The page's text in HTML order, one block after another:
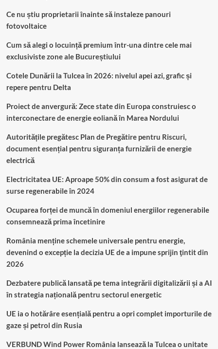
Ce nu știu proprietarii înainte să instaleze panouri
fotovoltaice
Cum să alegi o locuință premium într-una dintre cele mai
exclusiviste zone ale Bucureștiului
Cotele Dunării la Tulcea în 2026: nivelul apei azi, grafic și
repere pentru Delta
Proiect de anvergură: Zece state din Europa construiesc o
interconectare de energie eoliană în Marea Nordului
Autoritățile pregătesc Plan de Pregătire pentru Riscuri,
document esențial pentru siguranța furnizării de energie
electrică
Electricitatea UE: Aproape 50% din consum a fost asigurat de
surse regenerabile în 2024
Ocuparea forței de muncă în domeniul energiilor regenerabile
consemnează prima încetinire
România menține schemele universale pentru energie,
devenind o excepție la decizia UE de a impune sprijin ţintit din
2026
Dezbatere publică lansată pe tema integrării digitalizării și a AI
în strategia națională pentru sectorul energetic
UE ia o hotărâre esențială pentru a opri complet importurile de
gaze și petrol din Rusia
VERBUND Wind Power România lansează la Tulcea o unitate